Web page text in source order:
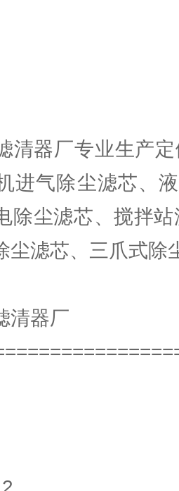
清器厂专业生产
进气除尘滤芯、
除尘滤芯、搅拌
尘滤芯、三爪式除
清器厂